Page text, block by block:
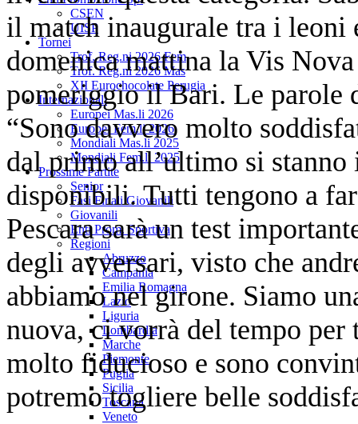
CSEN
UISP
Tornei
Trof. Reg.ni 2026 Fem
Trof. Reg.ni 2026 Mas
XII Eurochocolate Perugia
Internazionali
Europei Mas.li 2026
Europei Fem.li 2026
Mondiali Mas.li 2025
Mondiali Fem.li 2025
Prossime Partite
Senior
Fasi Finali Giovanili
Giovanili
Enti Prom. Sportiva
Regioni
Abruzzo
Campania
Emilia Romagna
Lazio
Liguria
Lombardia
Marche
Piemonte
Puglia
Sicilia
Toscana
Veneto
il match inaugurale tra i leoni
domenica mattina la Vis
pomeriggio il Bari. Le parole
“Sono davvero molto
dal primo all’ultimo si
disponibili. Tutti tengono a
Pescara sarà un test
degli avversari, visto che
abbiamo nel girone. Siamo
nuova, ci vorrà del tempo
molto fiducioso e sono
potremo togliere belle